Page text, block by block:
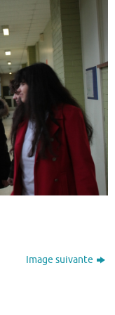
Image suivante